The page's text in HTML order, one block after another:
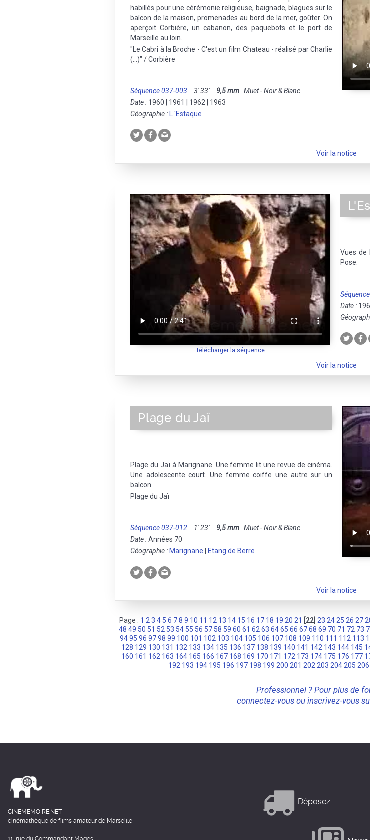
habillés pour une cérémonie religieuse, baignade, blagues sur le
balcon de la maison, promenades au bord de la mer, goûter. On
aperçoit Corbière, un cabanon, des paquebots et le port de
Marseille au loin.
"Le Cabri à la Broche - C'est un film Chateau - réalisé par Charlie
(...)" / Corbière
Séquence 037-003 3' 33'' 9,5 mm Muet - Noir & Blanc
Date : 1960 | 1961 | 1962 | 1963
Géographie :
L 'Estaque
Voir la notice
Télécharger la séquence
Vues de
Pose.
Date :
Voir la notice
Plage du Jaï
Plage du Jaï à Marignane. Une femme lit une revue de cinéma.
Une adolescente court. Une femme coiffe une autre sur un
balcon.
Plage du Jaï
Séquence 037-012 1' 23'' 9,5 mm Muet - Noir & Blanc
Date :Années 70
Géographie : Marignane Etang de Berre
Voir la notice
Page : 1 2 3 4 5 6 78 9 10 11 12 13 14 15 16 17 18 19 20 21 [22] 23 24 25 26 27
48 49 50 51 52 53 54 55 56 57 58 59 60 61 62 63 64 65 66 67 68 69 70 71 72 73
94 95 96 97 98 99 100 101 102 103 104 105 106 107 108 109 110 111 112 113
128 129 130 131 132 133 134 135 136 137 138 139 140 141 142 143 144 145
160 161 162 163 164 165 166 167 168 169 170 171 172 173 174 175 176 177
192 193 194 195 196 197 198 199 200 201 202 203 204 205 206
Professionnel ? Pour plus de
connectez-vous ou inscrivez-vous
CINEMEMOIRE.NET
cinémathèque de films amateur de Marseille
Déposez